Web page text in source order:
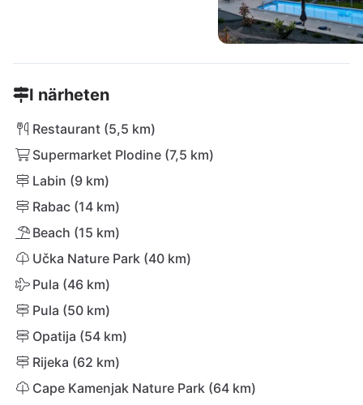
I närheten
Restaurant (5,5 km)
Supermarket Plodine (7,5 km)
Labin (9 km)
Rabac (14 km)
Beach (15 km)
Učka Nature Park (40 km)
Pula (46 km)
Pula (50 km)
Opatija (54 km)
Rijeka (62 km)
Cape Kamenjak Nature Park (64 km)